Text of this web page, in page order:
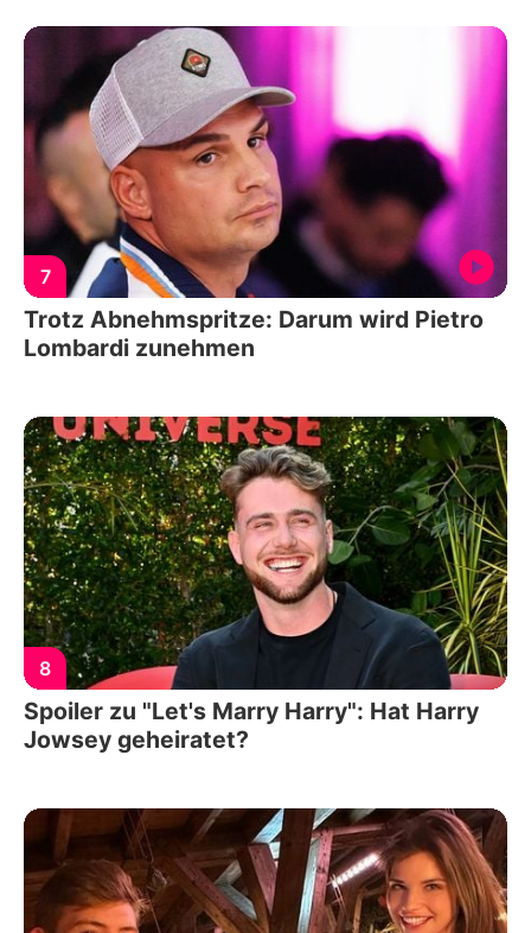
7
Trotz Abnehmspritze: Darum wird Pietro
Lombardi zunehmen
8
Spoiler zu "Let's Marry Harry": Hat Harry
Jowsey geheiratet?